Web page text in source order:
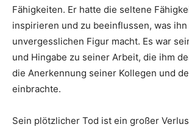
Fähigkeiten. Er hatte die seltene
inspirieren und zu beeinflussen, was
unvergesslichen Figur macht. Es war
und Hingabe zu seiner Arbeit, die ihm
die Anerkennung seiner Kollegen und
einbrachte.
Sein plötzlicher Tod ist ein großer